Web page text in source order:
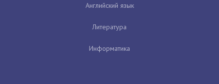
Английский язык
Литература
Информатика